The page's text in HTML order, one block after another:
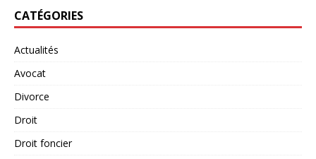
CATÉGORIES
Actualités
Avocat
Divorce
Droit
Droit foncier